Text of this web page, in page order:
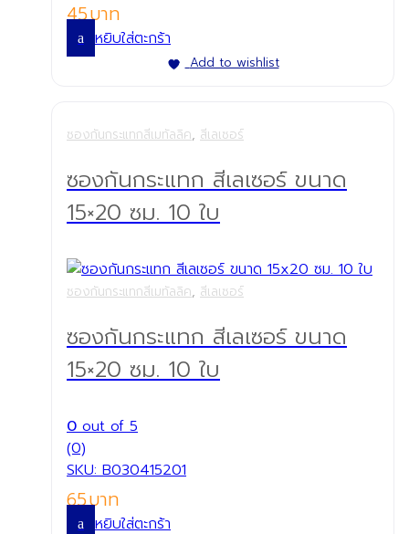
45
หยิบใส่ตะกร้า
Add to wishlist
ซองกันกระแทกสีเมทัลลิค, สีเลเซอร์
ซองกันกระแทก สีเลเซอร์ ขนาด
15×20 ซม. 10 ใบ
ซองกันกระแทกสีเมทัลลิค, สีเลเซอร์
ซองกันกระแทก สีเลเซอร์ ขนาด
15×20 ซม. 10 ใบ
0out of 5
(0)
SKU: B030415201
65
หยิบใส่ตะกร้า